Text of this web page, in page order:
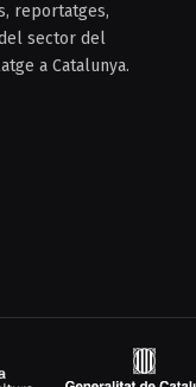
reportatges,
sector del
a Catalunya.